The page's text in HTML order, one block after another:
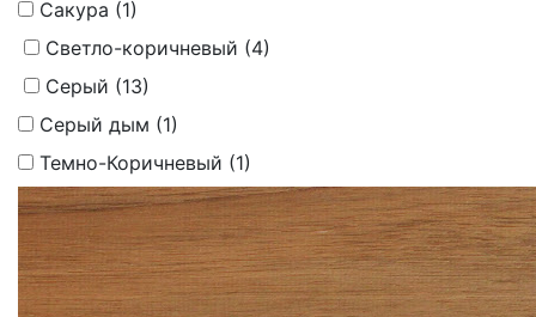
Сакура (1)
Светло-коричневый (4)
Серый (13)
Серый дым (1)
Темно-Коричневый (1)